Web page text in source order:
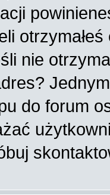
nie
do forum